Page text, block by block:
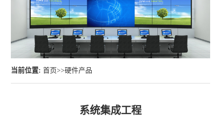
当前位置: 首页>>硬件产品
系统集成工程